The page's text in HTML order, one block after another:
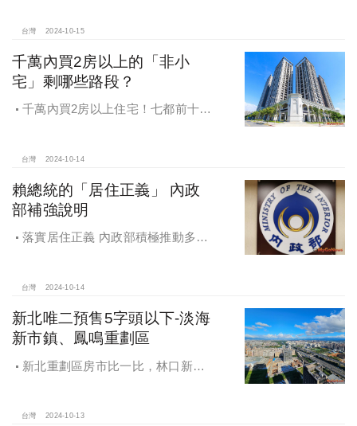
福感，看得到更領得到！業務新人保
台灣 2024-10-15
千萬內買2房以上的「非小
宅」剩哪些路段？
千萬內買2房以上住宅！七都前十大
台灣 2024-10-14
賴總統的「居住正義」 內政
部補強說明
落實居住正義 內政部積極推動多元
台灣 2024-10-14
新北唯二預售5字頭以下-淡海
新市鎮、鳳鳴重劃區
新北重劃區房市比一比，林口新市
台灣 2024-10-13